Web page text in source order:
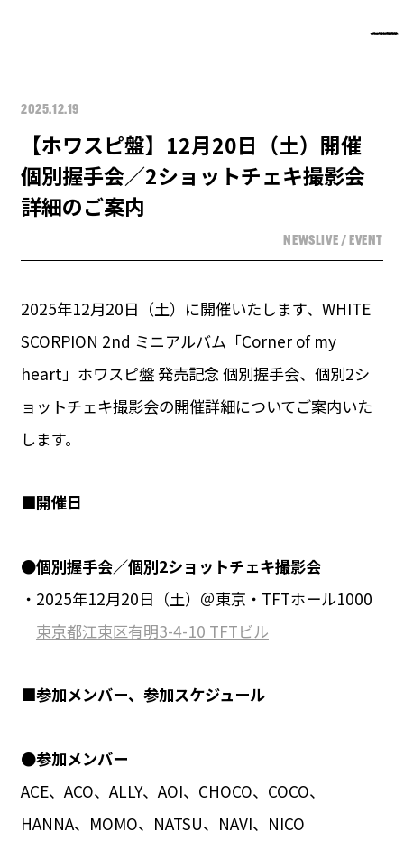
2025.12.19
【ホワスピ盤】12月20日（土）開催
個別握手会／2ショットチェキ撮影会
詳細のご案内
NEWS LIVE / EVENT
2025年12月20日（土）に開催いたします、WHITE
SCORPION 2nd ミニアルバム「Corner of my
heart」ホワスピ盤 発売記念 個別握手会、個別2シ
ョットチェキ撮影会の開催詳細についてご案内いた
します。
■開催日
●個別握手会／個別2ショットチェキ撮影会
・2025年12月20日（土）＠東京・TFTホール1000
東京都江東区有明3-4-10 TFTビル
■参加メンバー、参加スケジュール
●参加メンバー
ACE、ACO、ALLY、AOI、CHOCO、COCO、
HANNA、MOMO、NATSU、NAVI、NICO